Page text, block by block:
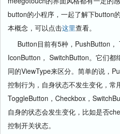
button的小程序，一起了解下button
本概念，可以点击这里查看。
Button目前有5种，PushButton，
IconButton， SwitchButton。它们都
同的ViewType来区分。简单的说，
控制行为，自身状态不发生变化，常
ToggleButton，Checkbox，
自身的状态会发生变化，比如是否
控制开关状态。